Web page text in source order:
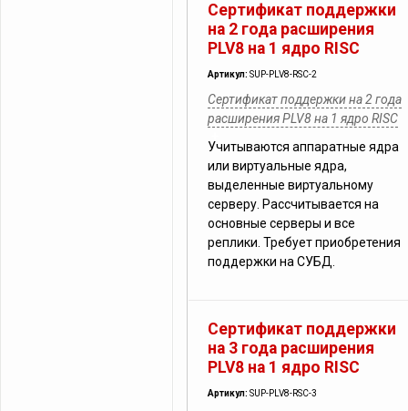
Сертификат поддержки
на 2 года расширения
PLV8 на 1 ядро RISC
Артикул: SUP-PLV8-RSC-2
Сертификат поддержки на 2 года
расширения PLV8 на 1 ядро RISC
Учитываются аппаратные ядра
или виртуальные ядра,
выделенные виртуальному
серверу. Рассчитывается на
основные серверы и все
реплики. Требует приобретения
поддержки на СУБД.
Сертификат поддержки
на 3 года расширения
PLV8 на 1 ядро RISC
Артикул: SUP-PLV8-RSC-3